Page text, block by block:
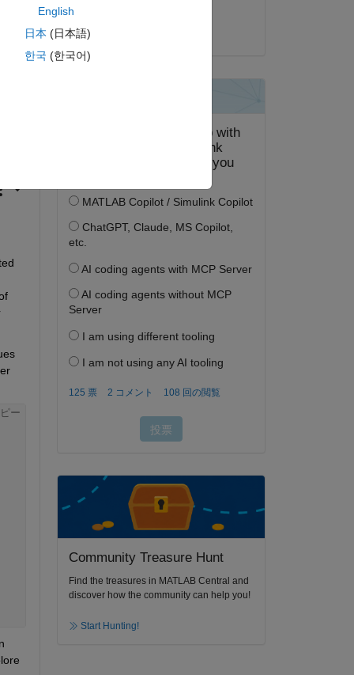
ー
採用済み:
Community Treasure Hunt
Find the treasures in MATLAB Central and
discover how the community can help you!
Start Hunting!
English
日本 (日本語)
한국 (한국어)